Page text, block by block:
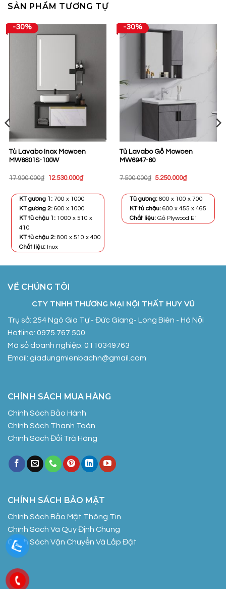
SẢN PHẨM TƯƠNG TỰ
-30%
Tủ Lavabo Inox Mowoen
MW6801S-100W
17.900.000₫
Giá
17.900.000₫.
12.530.000₫Giá
là:
KT gương 1:700 x 1000
KT gương 2:600 x 1000
KT tủ chậu 1: 1000 x 510 x
410
KT tủ chậu 2:800 x 510 x 400
Chất liệu: Inox
-30%
Tủ Lavabo Gỗ Mowoen
MW6947-60
7.500.000₫ Giá
7.500.000₫.
5.250.000₫Giá
là:
Tủ gương: 600 x 100 x 700
KT tủ chậu:600 x 455 x 465
Chất liệu:Gỗ Plywood E1
VỀ CHÚNG TÔI
CTY TNHH THƯƠNG MẠI NỘI THẤT HUY VŨ
Trụ sở: 254 Ngô Gia Tự - Đức Giang- Long Biên - Hà Nội
Hotline: 0975.767.500
Mã số doanh nghiệp: 0110349763
Email: giadungmienbachn@gmail.com
CHÍNH SÁCH MUA HÀNG
Chính Sách Bảo Hành
Chính Sách Thanh Toán
Chính Sách Đổi Trả Hàng
CHÍNH SÁCH BẢO MẬT
Chính Sách Bảo Mật Thông Tin
Chính Sách Và Quy Định Chung
Chính Sách Vận Chuyển Và Lắp Đặt